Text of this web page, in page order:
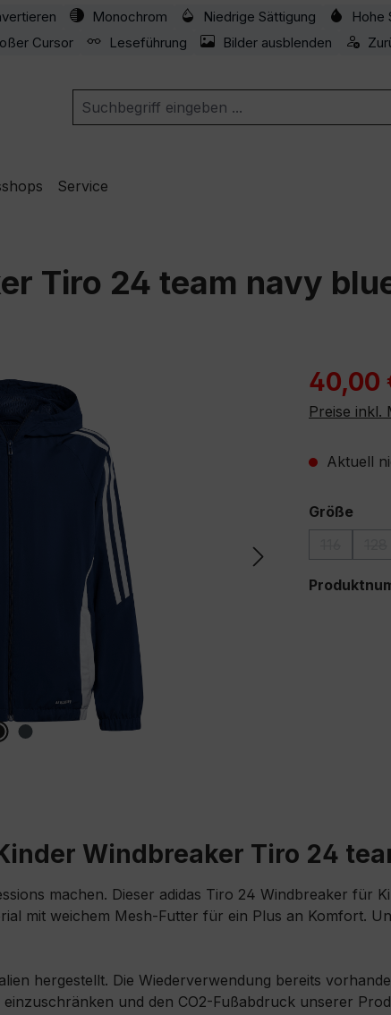
Monochrom Niedrige Sättigung Hohe
Cursor Leseführung Bilder ausblenden
Service
Tiro 24 team navy
40,00
Preise inkl.
Aktuell
Größe
(Diese
Windbreaker Tiro 24
machen. Dieser adidas Tiro 24 Windbreaker für
mit weichem Mesh-Futter für ein Plus an Komfort.
hergestellt. Die Wiederverwendung bereits
und den CO2-Fußabdruck unserer